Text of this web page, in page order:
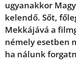
ugyanakkor
kelendő. Sőt,
Mekkájává a
némely esetben
ha nálunk